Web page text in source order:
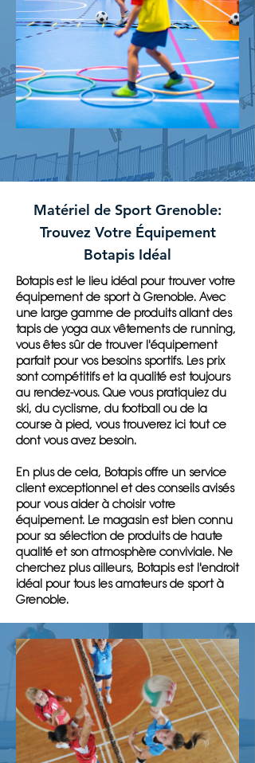
Matériel de Sport Grenoble:
Trouvez Votre Équipement
Botapis Idéal
Botapis est le lieu idéal pour trouver votre
équipement de sport à Grenoble. Avec
une large gamme de produits allant des
tapis de yoga aux vêtements de running,
vous êtes sûr de trouver l'équipement
parfait pour vos besoins sportifs. Les prix
sont compétitifs et la qualité est toujours
au rendez-vous. Que vous pratiquiez du
ski, du cyclisme, du football ou de la
course à pied, vous trouverez ici tout ce
dont vous avez besoin.
En plus de cela, Botapis offre un service
client exceptionnel et des conseils avisés
pour vous aider à choisir votre
équipement. Le magasin est bien connu
pour sa sélection de produits de haute
qualité et son atmosphère conviviale. Ne
cherchez plus ailleurs, Botapis est l'endroit
idéal pour tous les amateurs de sport à
Grenoble.